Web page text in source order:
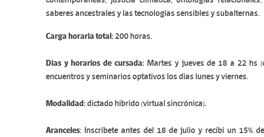
saberes ancestrales y las tecnologías sensibles y subalternas.
Carga horaria total: 200 horas.
Días y horarios de cursada: Martes y jueves de 18 a 22 hs
encuentros y seminarios optativos los días lunes y viernes.
Modalidad: dictado híbrido (virtual sincrónica).
Aranceles: Inscríbete antes del 18 de julio y recibí un 15%